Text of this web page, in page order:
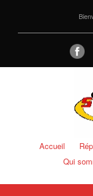
Accueil
Qui